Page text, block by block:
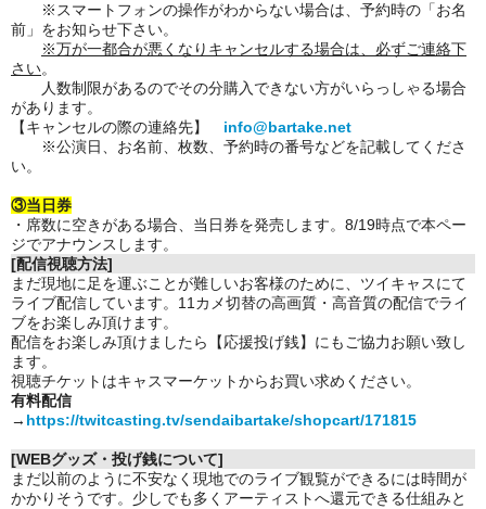
※スマートフォンの操作がわからない場合は、予約時の「お名
前」をお知らせ下さい。
※万が一都合が悪くなりキャンセルする場合は、必ずご連絡下
さい。
人数制限があるのでその分購入できない方がいらっしゃる場合
があります。
【キャンセルの際の連絡先】 info@bartake.net
※公演日、お名前、枚数、予約時の番号などを記載してくださ
い。
③当日券
・席数に空きがある場合、当日券を発売します。8/19時点で本ペー
ジでアナウンスします。
[配信視聴方法]
まだ現地に足を運ぶことが難しいお客様のために、ツイキャスにて
ライブ配信しています。11カメ切替の高画質・高音質の配信でライ
ブをお楽しみ頂けます。
配信をお楽しみ頂けましたら【応援投げ銭】にもご協力お願い致し
ます。
視聴チケットはキャスマーケットからお買い求めください。
有料配信
→ https://twitcasting.tv/sendaibartake/shopcart/171815
[WEBグッズ・投げ銭について]
まだ以前のように不安なく現地でのライブ観覧ができるには時間が
かかりそうです。少しでも多くアーティストへ還元できる仕組みと